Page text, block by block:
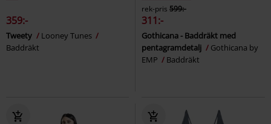
359:-
Tweety
Looney Tunes
Baddräkt
rek-pris 599:-
311:-
Gothicana - Baddräkt med
pentagramdetalj
Gothicana by
EMP
Baddräkt